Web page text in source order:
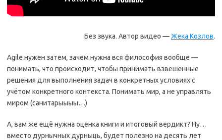
Без звука. Автор видео —Жека Козлов.
Agile нужен затем, зачем нужна вся философия вообще —
понимать, что происходит, чтобы принимать взвешенные
решения для выполнения задач в конкретных условиях с
учётом конкретного контекста. Понимать мир, а не управлять
миром (санитарыыыы…)
А, вам же ещё нужна оценка книги и итоговый вердикт? Ну…
вместо дурнычных дурныць, будет полезно на десять лет